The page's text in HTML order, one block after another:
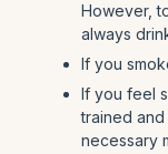
However,
always
If you
If you feel
trained
necessary